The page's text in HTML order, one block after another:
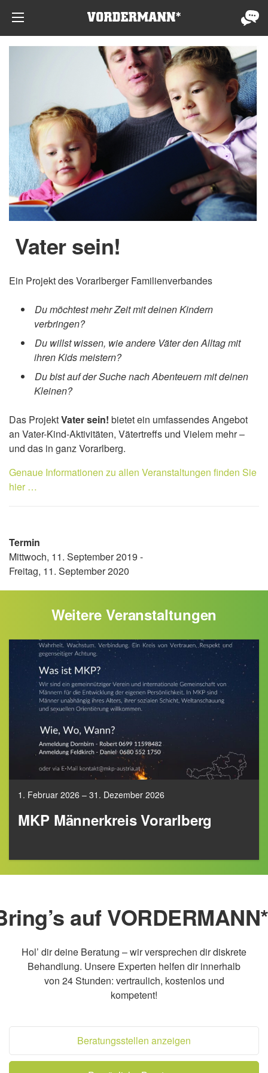
Vater sein!
Ein Projekt des Vorarlberger Familienverbandes
Du möchtest mehr Zeit mit deinen Kindern
verbringen?
Du willst wissen, wie andere Väter den Alltag mit
ihren Kids meistern?
Du bist auf der Suche nach Abenteuern mit deinen
Kleinen?
Das ProjektVater sein! bietet ein umfassendes Angebot
an Vater-Kind-Aktivitäten, Vätertreffs und Vielem mehr –
und das in ganz Vorarlberg.
Genaue Informationen zu allen Veranstaltungen finden Sie
hier …
Termin
Mittwoch, 11. September 2019 -
Freitag, 11. September 2020
Weitere Veranstaltungen
1. Februar 2026 – 31. Dezember 2026
MKP Männerkreis Vorarlberg
auf
Hol’ dir deine Beratung – wir versprechen dir diskrete
Behandlung. Unsere Experten helfen dir innerhalb
von 24 Stunden: vertraulich, kostenlos und
kompetent!
Beratungsstellen anzeigen